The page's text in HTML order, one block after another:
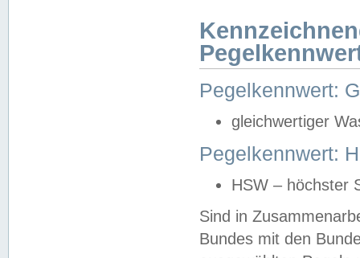
Pegelkennwert:
gleichwertiger
Pegelkennwert:
HSW – höchster
Sind in
Bundes mit den